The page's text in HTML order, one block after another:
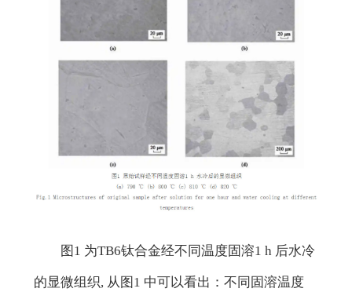
图1 为TB6钛合金经不同温度固溶1 h 后水冷
的显微组织, 从图1 中可以看出：不同固溶温度